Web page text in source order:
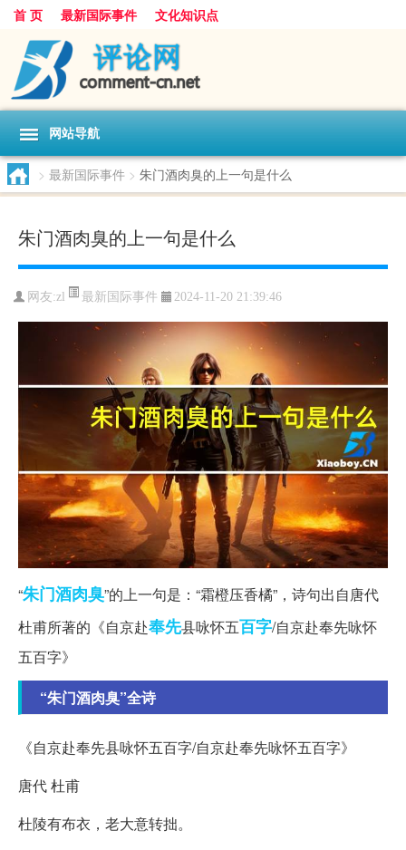
首 页 最新国际事件 文化知识点
网站导航
> 最新国际事件 > 朱门酒肉臭的上一句是什么
朱门酒肉臭的上一句是什么
网友:zl 最新国际事件 2024-11-20 21:39:46
“朱门酒肉臭”的上一句是：“霜橙压香橘”，诗句出自唐代
杜甫所著的《自京赴奉先县咏怀五百字/自京赴奉先咏怀
五百字》
“朱门酒肉臭”全诗
《自京赴奉先县咏怀五百字/自京赴奉先咏怀五百字》
唐代 杜甫
杜陵有布衣，老大意转拙。